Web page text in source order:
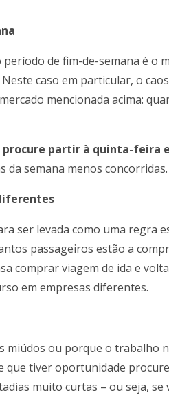
de fim-de-semana é o
caso em particular, o
mencionada acima:
procure partir à quinta-feira
da semana menos concorridas.
ser levada como uma regra
passageiros estão a
comprar viagem de ida e
em empresas diferentes.
miúdos ou porque o trabalho
que tiver oportunidade
muito curtas – ou seja,